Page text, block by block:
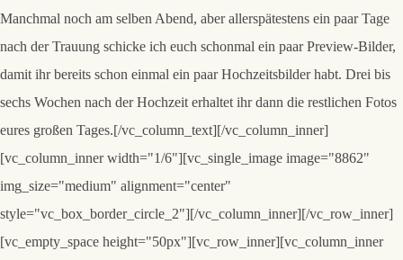
Manchmal noch am selben Abend, aber allerspätestens ein paar Tage
nach der Trauung schicke ich euch schonmal ein paar Preview-Bilder,
damit ihr bereits schon einmal ein paar Hochzeitsbilder habt. Drei bis
sechs Wochen nach der Hochzeit erhaltet ihr dann die restlichen Fotos
eures großen Tages.[/vc_column_text][/vc_column_inner]
[vc_column_inner width="1/6"][vc_single_image image="8862"
img_size="medium" alignment="center"
style="vc_box_border_circle_2"][/vc_column_inner][/vc_row_inner]
[vc_empty_space height="50px"][vc_row_inner][vc_column_inner